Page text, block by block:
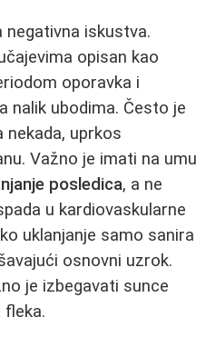
iskustva.
opisan kao
oporavka i
nalik ubodima. Često je
uprkos
Važno je imati na umu
posledica, a ne
u kardiovaskularne
uklanjanje samo sanira
osnovni uzrok.
je izbegavati sunce
fleka.